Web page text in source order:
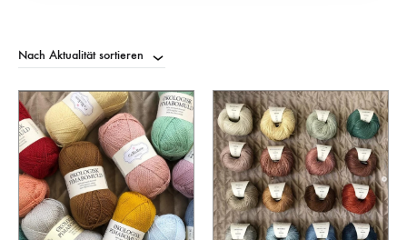
Nach Aktualität sortieren